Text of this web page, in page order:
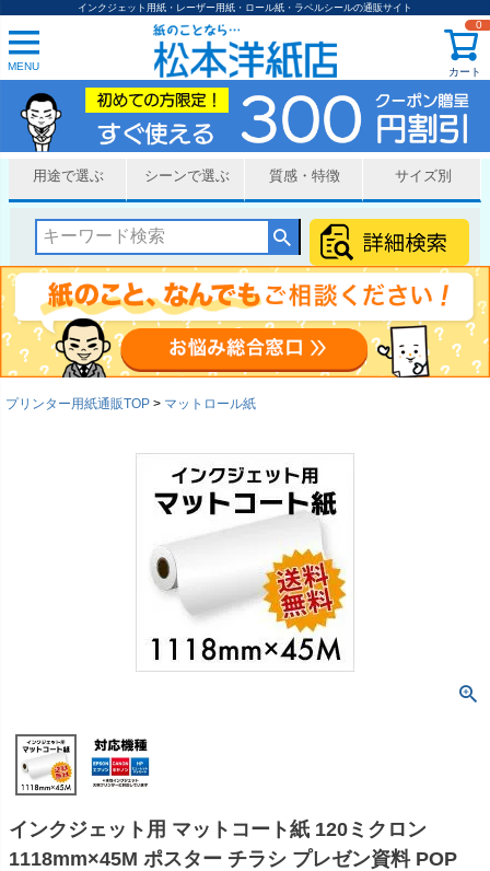
インクジェット用紙・レーザー用紙・ロール紙・ラベルシールの通販サイト
MENU カート
0
用途で選ぶ シーンで選ぶ 質感・特徴 サイズ別
プリンター用紙通販TOP マットロール紙
インクジェット用 マットコート紙 120ミクロン
1118mm×45M ポスター チラシ プレゼン資料 POP